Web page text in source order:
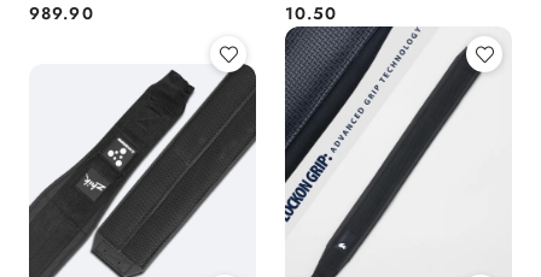
Cena:
989.90 Cena:
10.50